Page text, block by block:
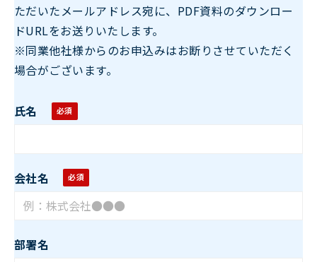
ただいたメールアドレス宛に、PDF資料のダウンロー
ドURLをお送りいたします。
※同業他社様からのお申込みはお断りさせていただく
場合がございます。
氏名
会社名
部署名